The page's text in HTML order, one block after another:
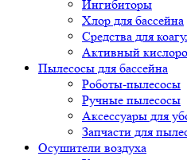
Ингибиторы
Хлор для бассейна
Средства для
Активный
Пылесосы для бассейна
Роботы-пылесосы
Ручные пылесосы
Аксессуары для
Запчасти для
Осушители воздуха